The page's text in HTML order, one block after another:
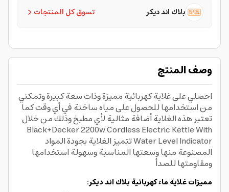
تسوق كل المنتجات بلاك اند ديكر
وصف المنتج
احصلي على غلاية كهربائية مميزة وذات سعة كبيرة وتمكني
من استخدامها للحصول على مياه ساخنة في أي وقت كما
تعتبر هذه الغلاية أضافة مثالية لأي مطبخ وذلك من خلال
Black+Decker 2200w Cordless Electric Kettle With
Water Level Indicator تتميز الغلاية بجودة المواد
المصنوعة منها وسعتها المناسبة وسهولة استخدامها
ومقاومتها للصدأ
مميزات غلاية ماء كهربائية بلاك اند ديكر: